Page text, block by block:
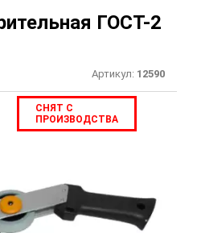
ГОСТ-2
Артикул: 12590
СНЯТ С
ПРОИЗВОДСТВА